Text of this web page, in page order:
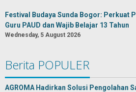
Festival Budaya Sunda Bogor: Perkuat
Guru PAUD dan Wajib Belajar 13 Tahun
Wednesday, 5 August 2026
Berita POPULER
AGROMA Hadirkan Solusi Pengolahan